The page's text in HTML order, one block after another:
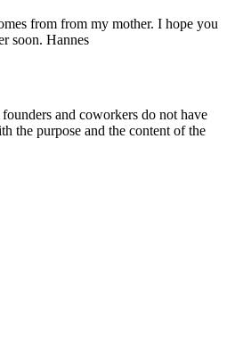
from from my mother. I hope you
soon. Hannes
and coworkers do not have
the purpose and the content of the